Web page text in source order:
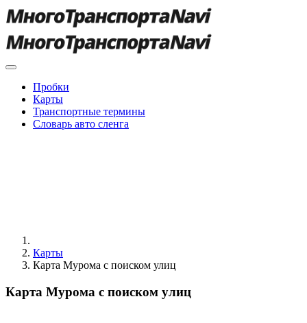
Пробки
Карты
Транспортные термины
Словарь авто сленга
Карты
Карта Мурома с поиском улиц
Карта Мурома с поиском улиц